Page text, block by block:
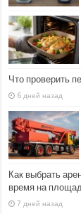
Что проверить
6 дней назад
Как выбрать
время на
7 дней назад